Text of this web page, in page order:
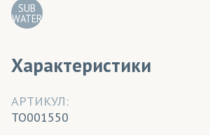
SUB
WATER
Характеристики
АРТИКУЛ:
TO001550